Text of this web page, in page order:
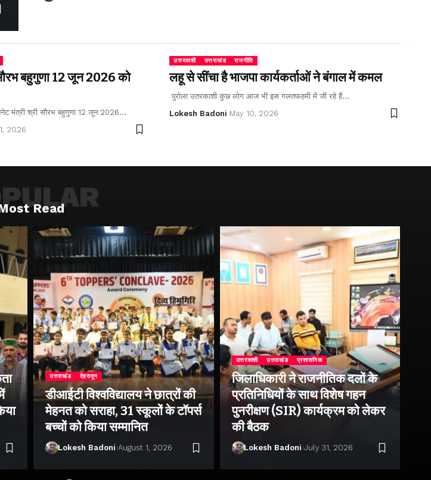
बहुगुणा 12 जून 2026 को
मंत्री श्री सौरभ बहुगुणा 12 जून 2026…
2026
उत्तरकाशी उत्तराखंड राजनीति
लहू से सींचा है भाजपा कार्यकर्ताओं ने बंगाल में कमल
पुरोला उतरकाशी कुछ लोग आज भी इस गलतफहमी में जी रहे हैं…
Lokesh Badoni May 10, 2026
Read
उत्तराखंड देहरादून
डीआईटी विश्वविद्यालय ने छात्रों की
मेहनत को सराहा, 31 स्कूलों के टॉपर्स
बच्चों को किया सम्मानित
Lokesh Badoni August 1, 2026
उत्तरकाशी उत्तराखंड प्रशासनिक
जिलाधिकारी ने राजनीतिक दलों के
प्रतिनिधियों के साथ विशेष गहन
पुनरीक्षण (SIR) कार्यक्रम को लेकर
की बैठक
Lokesh Badoni July 31, 2026